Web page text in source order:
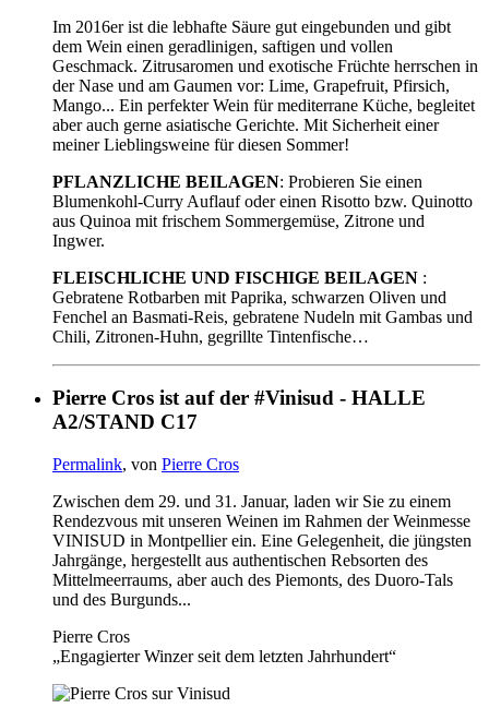
Im 2016er ist die lebhafte Säure gut eingebunden und gibt
dem Wein einen geradlinigen, saftigen und vollen
Geschmack. Zitrusaromen und exotische Früchte herrschen in
der Nase und am Gaumen vor: Lime, Grapefruit, Pfirsich,
Mango... Ein perfekter Wein für mediterrane Küche, begleitet
aber auch gerne asiatische Gerichte. Mit Sicherheit einer
meiner Lieblingsweine für diesen Sommer!
PFLANZLICHE BEILAGEN: Probieren Sie einen
Blumenkohl-Curry Auflauf oder einen Risotto bzw. Quinotto
aus Quinoa mit frischem Sommergemüse, Zitrone und
Ingwer.
FLEISCHLICHE UND FISCHIGE BEILAGEN :
Gebratene Rotbarben mit Paprika, schwarzen Oliven und
Fenchel an Basmati-Reis, gebratene Nudeln mit Gambas und
Chili, Zitronen-Huhn, gegrillte Tintenfische…
Pierre Cros ist auf der #Vinisud - HALLE
A2/STAND C17
Permalink, von Pierre Cros
Zwischen dem 29. und 31. Januar, laden wir Sie zu einem
Rendezvous mit unseren Weinen im Rahmen der Weinmesse
VINISUD in Montpellier ein. Eine Gelegenheit, die jüngsten
Jahrgänge, hergestellt aus authentischen Rebsorten des
Mittelmeerraums, aber auch des Piemonts, des Duoro-Tals
und des Burgunds...
Pierre Cros
„Engagierter Winzer seit dem letzten Jahrhundert“